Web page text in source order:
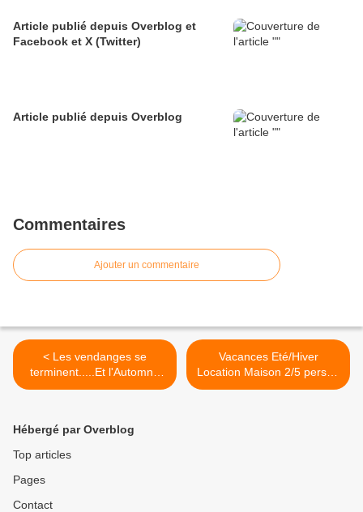
Article publié depuis Overblog et
Facebook et X (Twitter)
Article publié depuis Overblog
Commentaires
Ajouter un commentaire
< Les vendanges se
terminent.....Et l'Automne
est là....
Vacances Eté/Hiver
Location Maison 2/5 pers. à
St Nazaire De Ladarez (34)
Hébergé par Overblog
Top articles
Pages
Contact